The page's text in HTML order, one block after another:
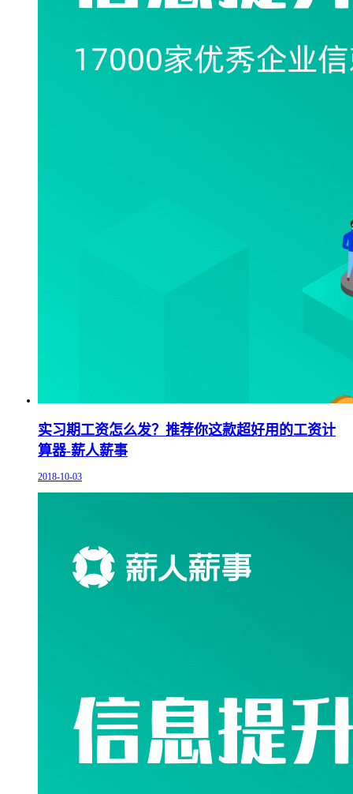
实习期工资怎么发？推荐你这款超好用的工资计
算器-薪人薪事
2018-10-03